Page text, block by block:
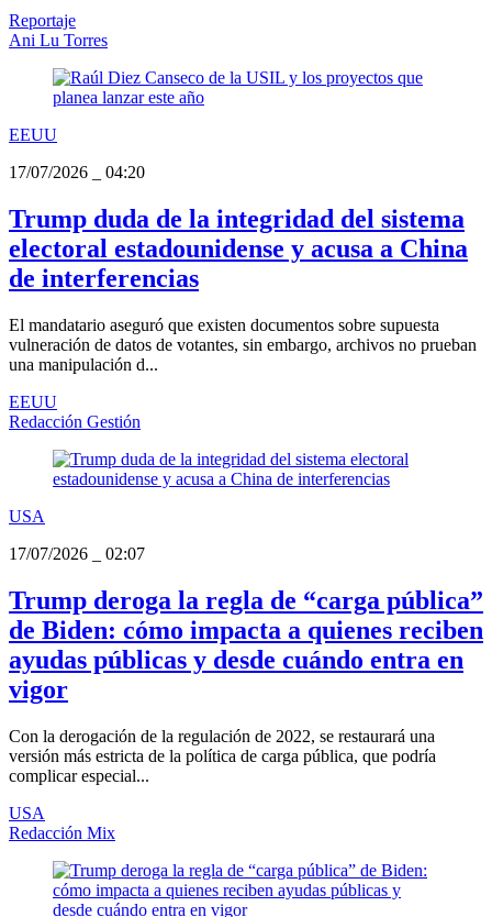
Reportaje
Ani Lu Torres
EEUU
17/07/2026
04:20
Trump duda de la integridad del sistema
electoral estadounidense y acusa a China
de interferencias
El mandatario aseguró que existen documentos sobre supuesta
vulneración de datos de votantes, sin embargo, archivos no prueban
una manipulación d...
EEUU
Redacción Gestión
USA
17/07/2026
02:07
Trump deroga la regla de “carga pública”
de Biden: cómo impacta a quienes reciben
ayudas públicas y desde cuándo entra en
vigor
Con la derogación de la regulación de 2022, se restaurará una
versión más estricta de la política de carga pública, que podría
complicar especial...
USA
Redacción Mix